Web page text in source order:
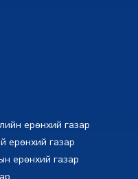
ерөнхий газар
ерөнхий газар
ерөнхий газар